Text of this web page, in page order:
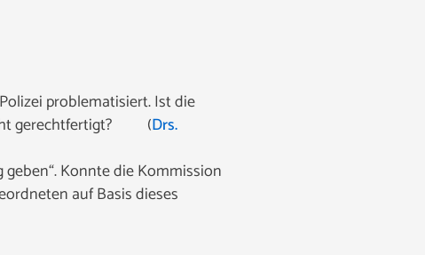
problematisiert. Ist die
gerechtfertigt? (Drs.
Konnte die Kommission
auf Basis dieses